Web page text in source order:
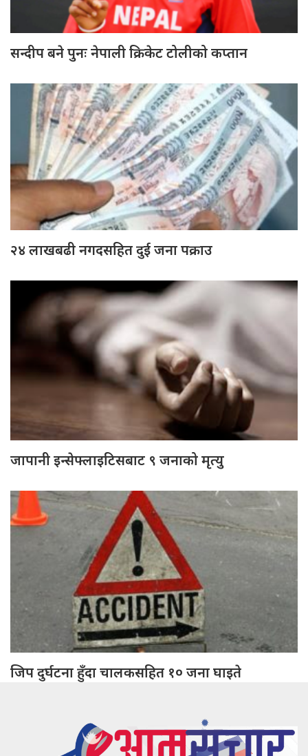
सन्दीप बने पुनः नेपाली क्रिकेट टोलीको कप्तान
२४ लाखबढी नगदसहित दुई जना पक्राउ
जापानी इन्सेफ्लाइटिसबाट ९ जनाको मृत्यु
जिप दुर्घटना हुँदा चालकसहित १० जना घाइते